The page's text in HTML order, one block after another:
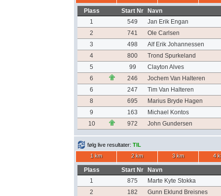
Plass Start Nr
Navn
1
549
Jan Erik Engan
2
741
Ole Carlsen
3
498
Alf Erik Johannessen
4
800
Trond Spurkeland
5
99
Clayton Alves
6
246
Jochem Van Halteren
6
247
Tim Van Halteren
8
695
Marius Bryde Hagen
9
163
Michael Kontos
10
972 John Gundersen
følg live resultater: TIL
1 km
2 km 3 km 4
Plass Start Nr
Navn
1
875
Marte Kyte Stokka
2
182
Gunn Eklund Breisnes